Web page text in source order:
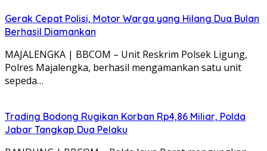
Gerak Cepat Polisi, Motor Warga yang Hilang Dua Bulan
Berhasil Diamankan
MAJALENGKA | BBCOM – Unit Reskrim Polsek Ligung,
Polres Majalengka, berhasil mengamankan satu unit
sepeda…
Trading Bodong Rugikan Korban Rp4,86 Miliar, Polda
Jabar Tangkap Dua Pelaku